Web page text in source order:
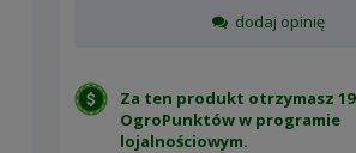
dodaj opinię
Za ten produkt otrzymasz 19
OgroPunktów w programie
lojalnościowym.